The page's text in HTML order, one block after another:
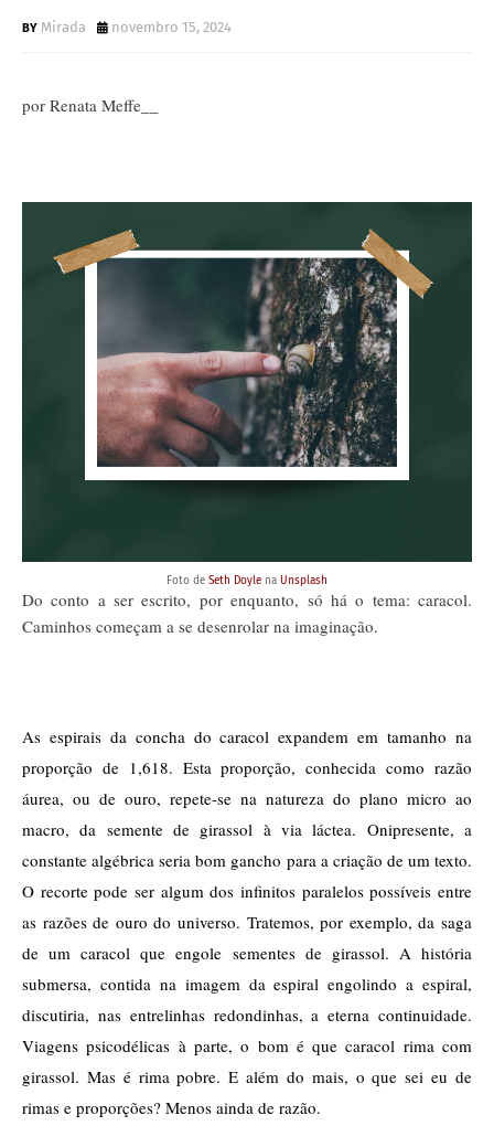
Mirada novembro 15, 2024
por Renata Meffe__
Foto de Seth Doyle na Unsplash
Do conto a ser escrito, por enquanto, só há o tema: caracol.
Caminhos começam a se desenrolar na imaginação.
As espirais da concha do caracol expandem em tamanho na
proporção de 1,618. Esta proporção, conhecida como razão
áurea, ou de ouro, repete-se na natureza do plano micro ao
macro, da semente de girassol à via láctea. Onipresente, a
constante algébrica seria bom gancho para a criação de um texto.
O recorte pode ser algum dos infinitos paralelos possíveis entre
as razões de ouro do universo. Tratemos, por exemplo, da saga
de um caracol que engole sementes de girassol. A história
submersa, contida na imagem da espiral engolindo a espiral,
discutiria, nas entrelinhas redondinhas, a eterna continuidade.
Viagens psicodélicas à parte, o bom é que caracol rima com
girassol. Mas é rima pobre. E além do mais, o que sei eu de
rimas e proporções? Menos ainda de razão.